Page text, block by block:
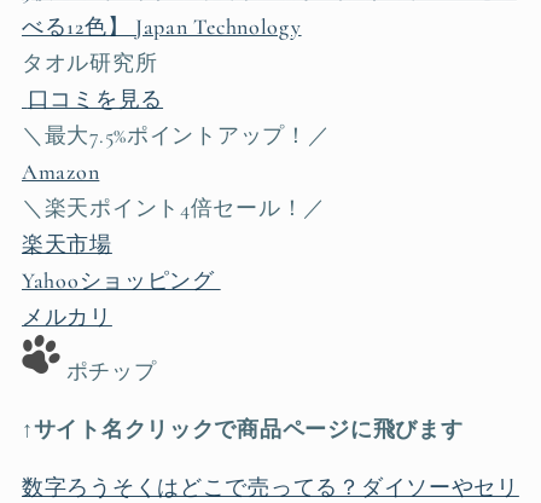
べる12色】 Japan Technology
タオル研究所
口コミを見る
＼最大7.5%ポイントアップ！／
Amazon
＼楽天ポイント4倍セール！／
楽天市場
Yahooショッピング
メルカリ
ポチップ
↑サイト名クリックで商品ページに飛びます
数字ろうそくはどこで売ってる？ダイソーやセリ